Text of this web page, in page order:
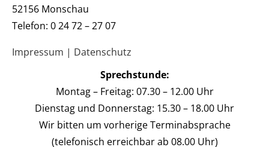
52156 Monschau
Telefon: 0 24 72 – 27 07
Impressum | Datenschutz
Sprechstunde:
Montag – Freitag: 07.30 – 12.00 Uhr
Dienstag und Donnerstag: 15.30 – 18.00 Uhr
Wir bitten um vorherige Terminabsprache
(telefonisch erreichbar ab 08.00 Uhr)